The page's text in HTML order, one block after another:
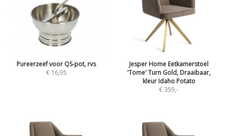
Pureerzeef voor QS-pot, rvs
€ 16,95
Jesper Home Eetkamerstoel
'Tome' Turn Gold, Draaibaar,
kleur Idaho Potato
€ 359,-